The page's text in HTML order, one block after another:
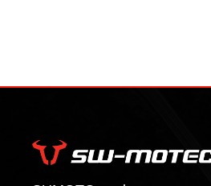
K 1300 R
R 1300 GS Adventure
Panigale V4 Speciale
Scrambler 1100 Special
Scrambler 1100 Sport